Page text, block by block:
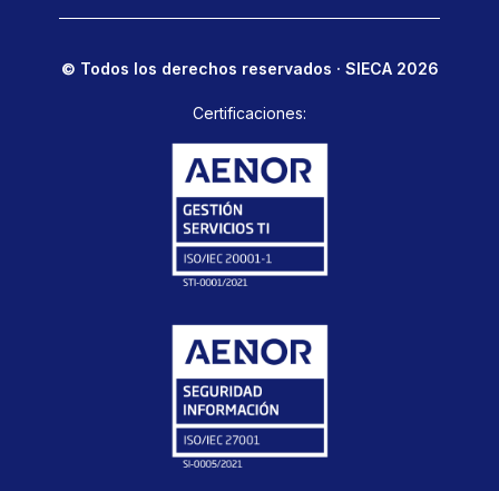
© Todos los derechos reservados · SIECA 2026
Certificaciones: